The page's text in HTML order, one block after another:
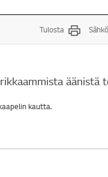
Tulosta
äänistä
kautta.